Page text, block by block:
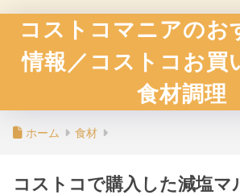
コストコマニアのお
情報／コストコお買
食材調理
ホーム 食材
コストコで購入した減塩マ